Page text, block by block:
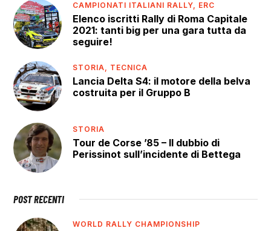
CAMPIONATI ITALIANI RALLY, ERC
Elenco iscritti Rally di Roma Capitale
2021: tanti big per una gara tutta da
seguire!
STORIA, TECNICA
Lancia Delta S4: il motore della belva
costruita per il Gruppo B
STORIA
Tour de Corse ’85 – Il dubbio di
Perissinot sull’incidente di Bettega
POST RECENTI
WORLD RALLY CHAMPIONSHIP